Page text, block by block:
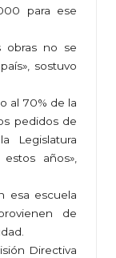
para ese
obras no se
sostuvo
al 70% de la
pedidos de
Legislatura
años»,
esa escuela
de
Directiva